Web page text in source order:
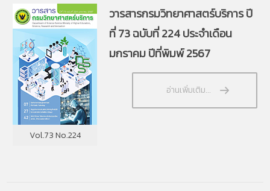
Vol.73 No.224
วารสารกรมวิทยาศาสตร์บริการ ปี
ที่ 73 ฉบับที่ 224 ประจำเดือน
มกราคม ปีที่พิมพ์ 2567
อ่านเพิ่มเติม...